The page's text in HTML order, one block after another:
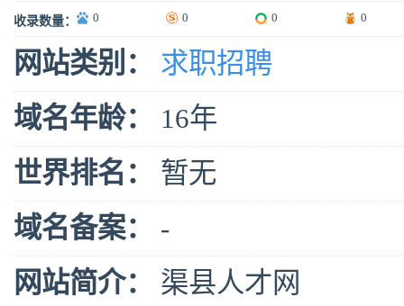
收录数量： 0 0 0 0
网站类别：
求职招聘
域名年龄：
16年
世界排名：
暂无
域名备案：
-
网站简介：
渠县人才网